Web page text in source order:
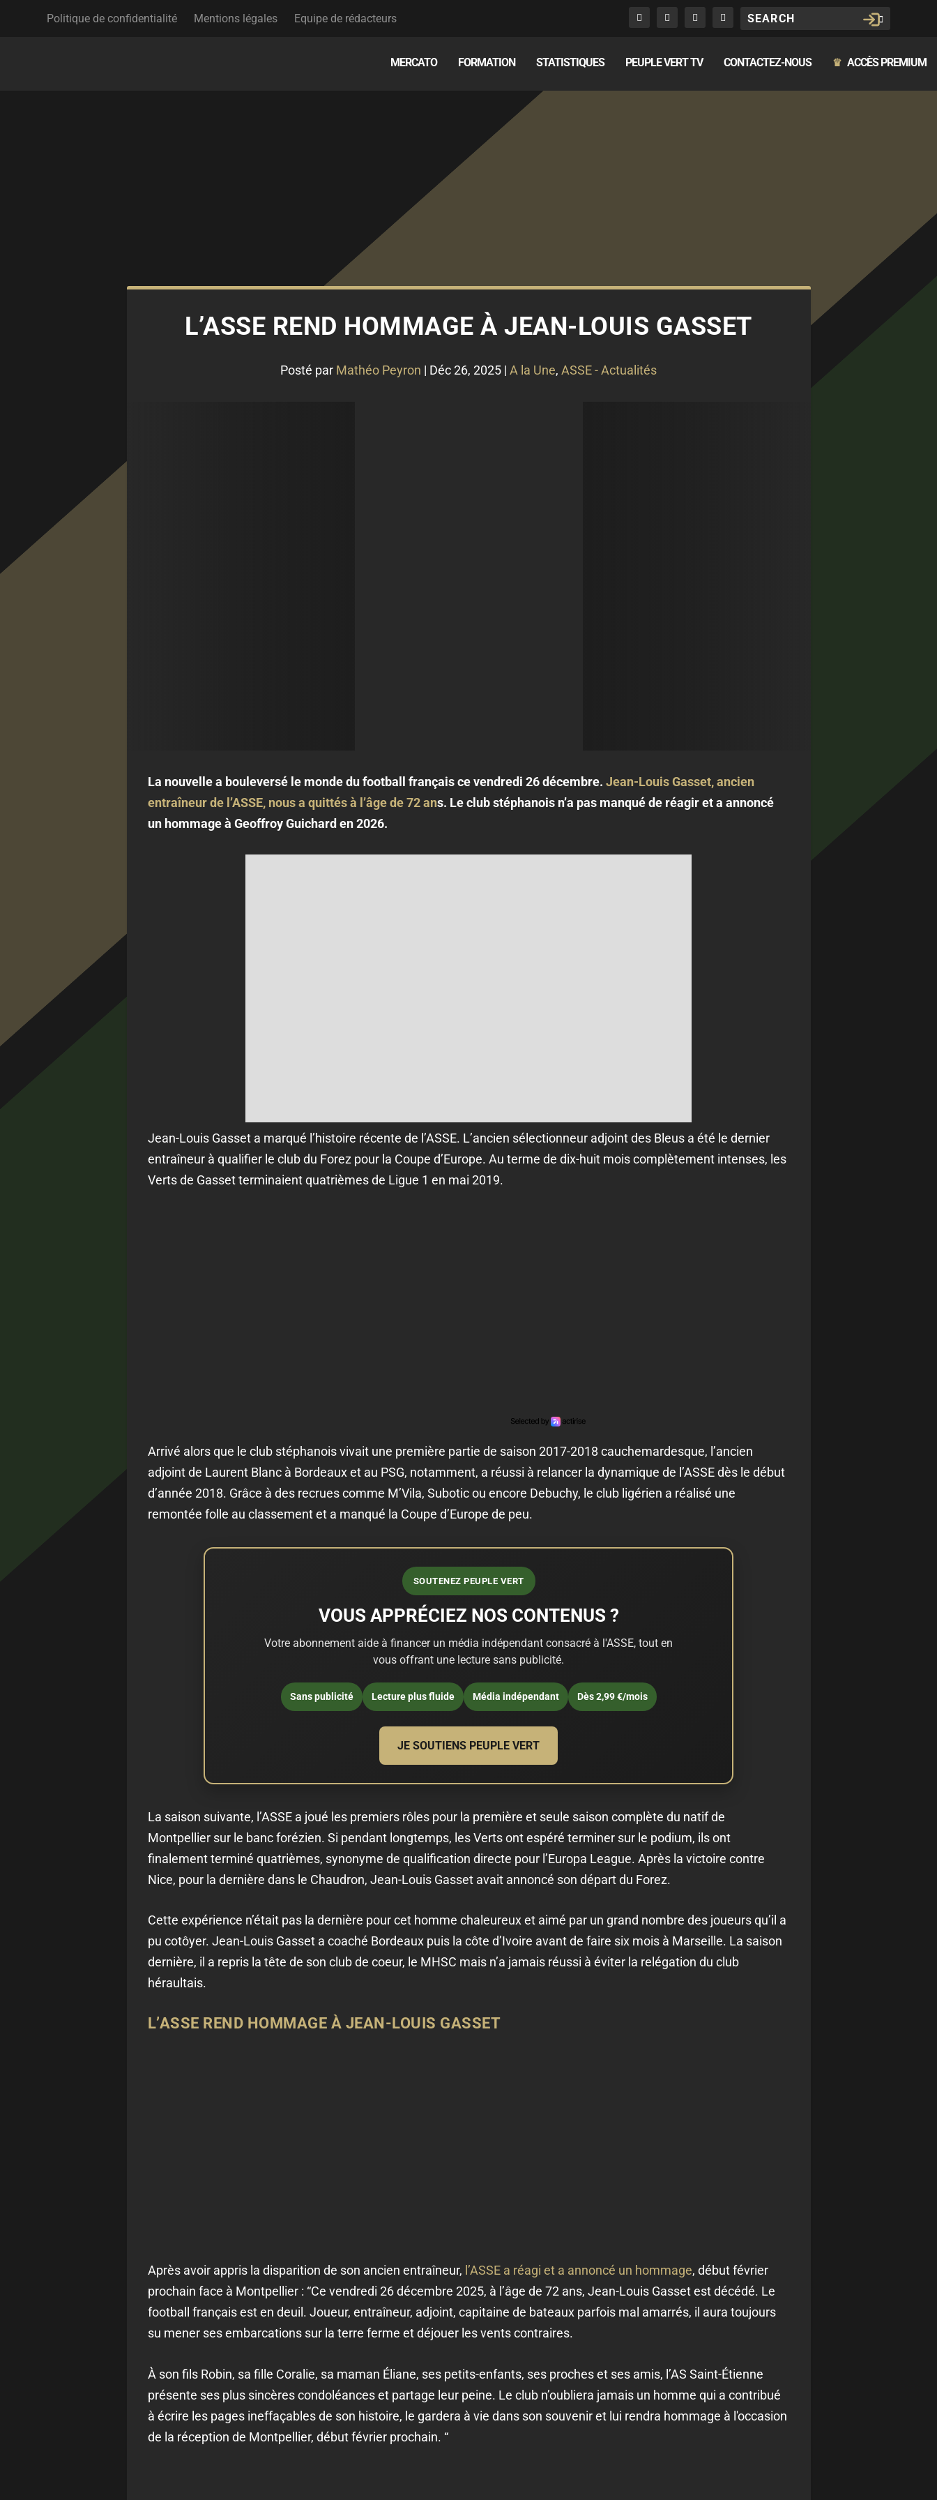
Politique de confidentialité Mentions légales Equipe de rédacteurs
MERCATO FORMATION STATISTIQUES PEUPLE VERT TV CONTACTEZ-NOUS ♛ ACCÈS PREMIUM
L’ASSE REND HOMMAGE À JEAN-LOUIS GASSET
Posté par Mathéo Peyron | Déc 26, 2025 | A la Une, ASSE - Actualités
La nouvelle a bouleversé le monde du football français ce vendredi 26 décembre. Jean-Louis Gasset, ancien
entraîneur de l’ASSE, nous a quittés à l’âge de 72 ans. Le club stéphanois n’a pas manqué de réagir et a annoncé
un hommage à Geoffroy Guichard en 2026.
Jean-Louis Gasset a marqué l’histoire récente de l’ASSE. L’ancien sélectionneur adjoint des Bleus a été le dernier
entraîneur à qualifier le club du Forez pour la Coupe d’Europe. Au terme de dix-huit mois complètement intenses, les
Verts de Gasset terminaient quatrièmes de Ligue 1 en mai 2019.
Arrivé alors que le club stéphanois vivait une première partie de saison 2017-2018 cauchemardesque, l’ancien
adjoint de Laurent Blanc à Bordeaux et au PSG, notamment, a réussi à relancer la dynamique de l’ASSE dès le début
d’année 2018. Grâce à des recrues comme M’Vila, Subotic ou encore Debuchy, le club ligérien a réalisé une
remontée folle au classement et a manqué la Coupe d’Europe de peu.
SOUTENEZ PEUPLE VERT
VOUS APPRÉCIEZ NOS CONTENUS ?
Votre abonnement aide à financer un média indépendant consacré à l'ASSE, tout en
vous offrant une lecture sans publicité.
Sans publicité Lecture plus fluide Média indépendant Dès 2,99 €/mois
JE SOUTIENS PEUPLE VERT
La saison suivante, l’ASSE a joué les premiers rôles pour la première et seule saison complète du natif de
Montpellier sur le banc forézien. Si pendant longtemps, les Verts ont espéré terminer sur le podium, ils ont
finalement terminé quatrièmes, synonyme de qualification directe pour l’Europa League. Après la victoire contre
Nice, pour la dernière dans le Chaudron, Jean-Louis Gasset avait annoncé son départ du Forez.
Cette expérience n’était pas la dernière pour cet homme chaleureux et aimé par un grand nombre des joueurs qu’il a
pu cotôyer. Jean-Louis Gasset a coaché Bordeaux puis la côte d’Ivoire avant de faire six mois à Marseille. La saison
dernière, il a repris la tête de son club de coeur, le MHSC mais n’a jamais réussi à éviter la relégation du club
héraultais.
L’ASSE REND HOMMAGE À JEAN-LOUIS GASSET
Après avoir appris la disparition de son ancien entraîneur, l’ASSE a réagi et a annoncé un hommage, début février
prochain face à Montpellier : “Ce vendredi 26 décembre 2025, à l’âge de 72 ans, Jean-Louis Gasset est décédé. Le
football français est en deuil. Joueur, entraîneur, adjoint, capitaine de bateaux parfois mal amarrés, il aura toujours
su mener ses embarcations sur la terre ferme et déjouer les vents contraires.
À son fils Robin, sa fille Coralie, sa maman Éliane, ses petits-enfants, ses proches et ses amis, l’AS Saint-Étienne
présente ses plus sincères condoléances et partage leur peine. Le club n’oubliera jamais un homme qui a contribué
à écrire les pages ineffaçables de son histoire, le gardera à vie dans son souvenir et lui rendra hommage à l'occasion
de la réception de Montpellier, début février prochain. “